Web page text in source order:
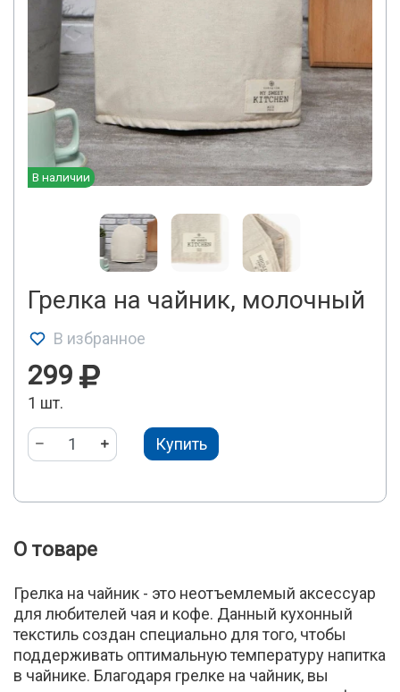
В наличии
Грелка на чайник, молочный
В избранное
299
1 шт.
Купить
О товаре
Грелка на чайник - это неотъемлемый аксессуар
для любителей чая и кофе. Данный кухонный
текстиль создан специально для того, чтобы
поддерживать оптимальную температуру напитка
в чайнике. Благодаря грелке на чайник, вы